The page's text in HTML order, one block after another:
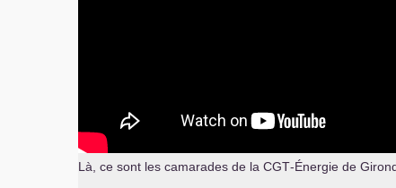
Là, ce sont les camarades de la CGT-Énergie de